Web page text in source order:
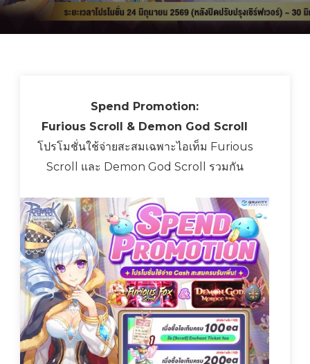
Spend Promotion:
Furious Scroll & Demon God Scroll
โปรโมชั่นใช้จ่ายสะสมเฉพาะไอเท็ม Furious
Scroll และ Demon God Scroll รวมกัน